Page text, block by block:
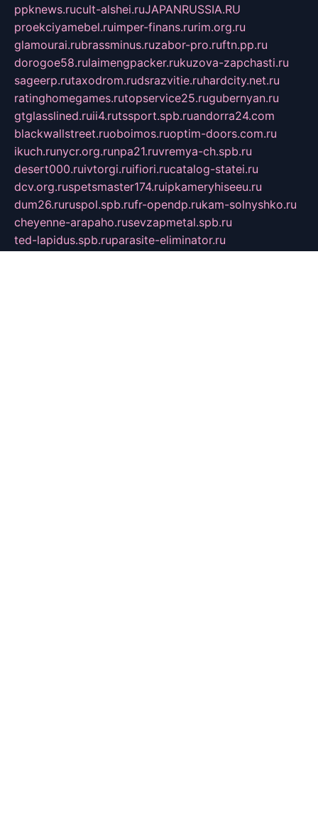
ppknews.rucult-alshei.ruJAPANRUSSIA.RU
proekciyamebel.ruimper-finans.rurim.org.ru
glamourai.rubrassminus.ruzabor-pro.ruftn.pp.ru
dorogoe58.rulaimengpacker.rukuzova-zapchasti.ru
sageerp.rutaxodrom.rudsrazvitie.ruhardcity.net.ru
ratinghomegames.rutopservice25.rugubernyan.ru
gtglasslined.ruii4.rutssport.spb.ruandorra24.com
blackwallstreet.ruoboimos.ruoptim-doors.com.ru
ikuch.runycr.org.runpa21.ruvremya-ch.spb.ru
desert000.ruivtorgi.ruifiori.rucatalog-statei.ru
dcv.org.ruspetsmaster174.ruipkameryhiseeu.ru
dum26.ruruspol.spb.rufr-opendp.rukam-solnyshko.ru
cheyenne-arapaho.rusevzapmetal.spb.ru
ted-lapidus.spb.ruparasite-eliminator.ru